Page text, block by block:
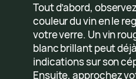
Tout d’abord,
couleur du vin en le
votre verre. Un vin
blanc brillant peut
indications sur son
Ensuite, approchez